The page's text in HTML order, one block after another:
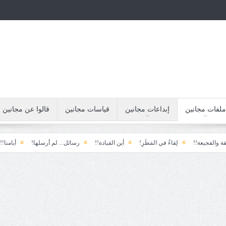
ملفات مجانين إبداعات مجانين قياسات مجانين قالوا عن مجانين
لِقاءُ في المَطَرِ! أين القيادة!! رسائل... لم أرسلها! أيامنا!!